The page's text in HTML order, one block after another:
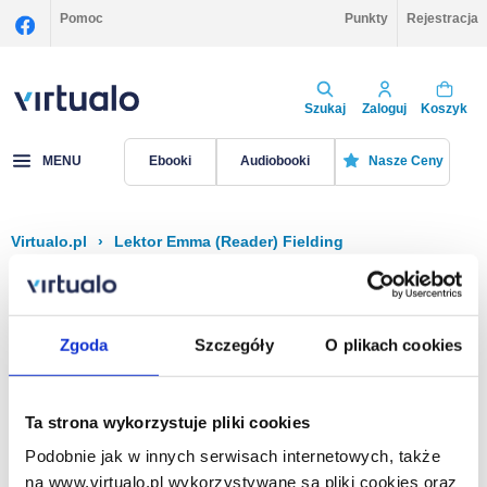
Zgoda Szczegóły O plikach cookies
Ta strona wykorzystuje pliki cookies
Podobnie jak w innych serwisach internetowych, także
na www.virtualo.pl wykorzystywane są pliki cookies oraz
Pomoc Punkty Rejestracja
Szukaj Zaloguj Koszyk
MENU Ebooki Audiobooki Nasze Ceny
Virtualo.pl › Lektor Emma (Reader) Fielding
Filtruj Sortuj
Na stronie